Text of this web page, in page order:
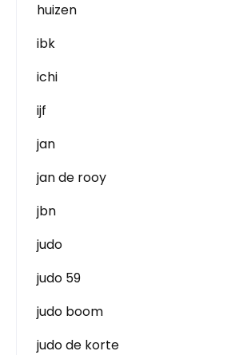
huizen
ibk
ichi
ijf
jan
jan de rooy
jbn
judo
judo 59
judo boom
judo de korte